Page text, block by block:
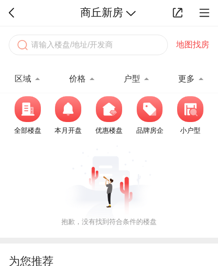
商丘新房
地图找房
区域 价格 户型 更多
全部楼盘 本月开盘 优惠楼盘 品牌房企 小户型
抱歉，没有找到符合条件的楼盘
为您推荐